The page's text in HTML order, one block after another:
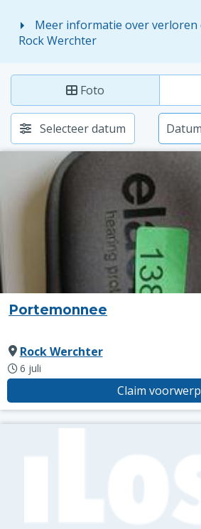
Rock Werchter
Foto
Selecteer datum
Portemonnee
Rock Werchter
6 juli
Claim voorwerp